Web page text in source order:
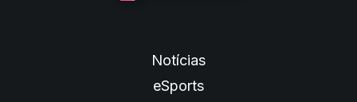
Notícias
eSports